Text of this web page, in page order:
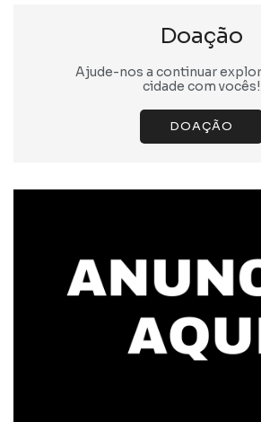
Doação
Ajude-nos a continuar
cidade com vocês!
DOAÇÃO